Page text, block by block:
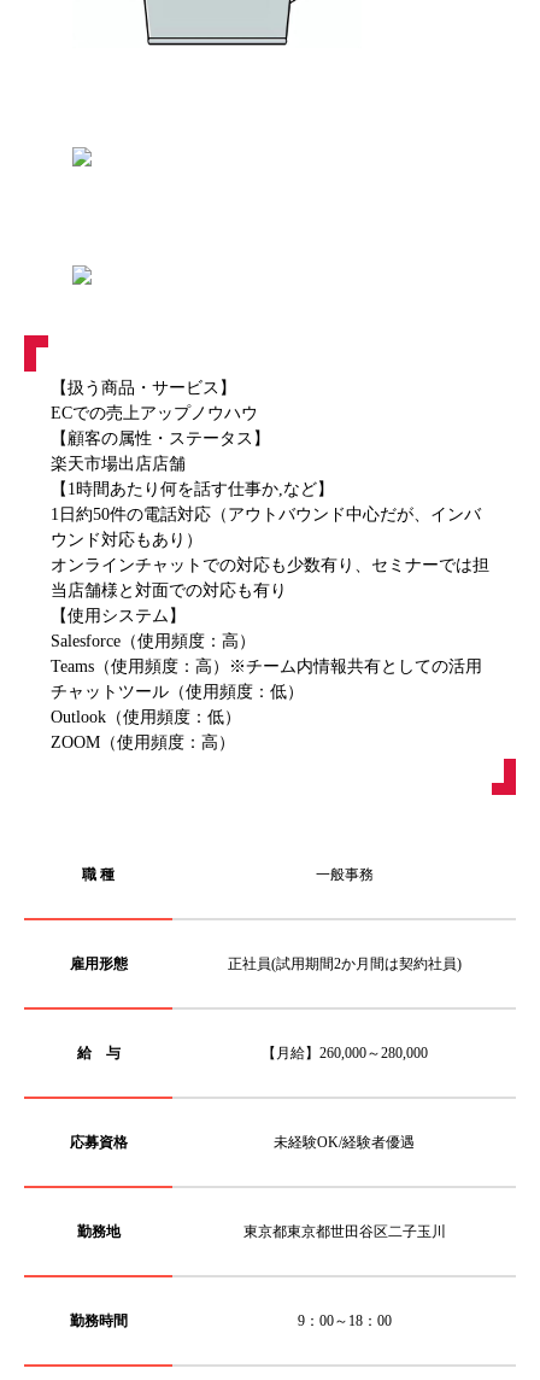
【扱う商品・サービス】
ECでの売上アップノウハウ
【顧客の属性・ステータス】
楽天市場出店店舗
【1時間あたり何を話す仕事か,など】
1日約50件の電話対応（アウトバウンド中心だが、インバ
ウンド対応もあり）
オンラインチャットでの対応も少数有り、セミナーでは担
当店舗様と対面での対応も有り
【使用システム】
Salesforce（使用頻度：高）
Teams（使用頻度：高）※チーム内情報共有としての活用
チャットツール（使用頻度：低）
Outlook（使用頻度：低）
ZOOM（使用頻度：高）
職 種 一般事務
雇用形態 正社員(試用期間2か月間は契約社員)
給 与 【月給】260,000～280,000
応募資格 未経験OK/経験者優遇
勤務地 東京都東京都世田谷区二子玉川
勤務時間 9：00～18：00